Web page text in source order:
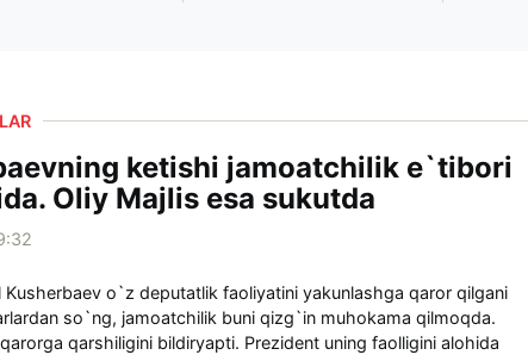
ketishi jamoatchilik e`tibori
Oliy Majlis esa sukutda
Kusherbaev o`z deputatlik faoliyatini yakunlashga qaror qilgani
so`ng, jamoatchilik buni qizg`in muhokama qilmoqda.
qarshiligini bildiryapti. Prezident uning faolligini alohida